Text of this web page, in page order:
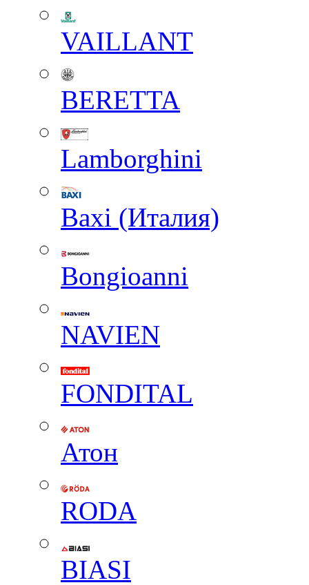
VAILLANT
BERETTA
Lamborghini
Baxi (Италия)
Вongioanni
NAVIEN
FONDITAL
Атон
RODA
BIASI